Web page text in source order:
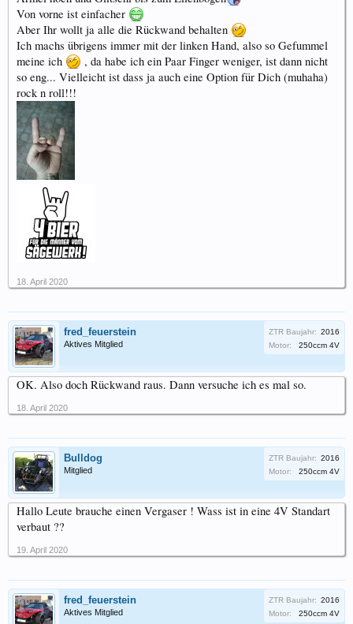
Von vorne ist einfacher
Aber Ihr wollt ja alle die Rückwand behalten
Ich machs übrigens immer mit der linken Hand, also so Gefummel
meine ich
, da habe ich ein Paar Finger weniger, ist dann nicht
so eng... Vielleicht ist dass ja auch eine Option für Dich (muhaha)
rock n roll!!!
18. April 2020
fred_feuerstein
Aktives Mitglied
ZTR Baujahr: 2016
Motor:
250ccm 4V
OK. Also doch Rückwand raus. Dann versuche ich es mal so.
18. April 2020
Bulldog
Mitglied
ZTR Baujahr: 2016
Motor:
250ccm 4V
Hallo Leute brauche einen Vergaser ! Wass ist in eine 4V Standart
verbaut ??
19. April 2020
fred_feuerstein
Aktives Mitglied
ZTR Baujahr: 2016
Motor:
250ccm 4V